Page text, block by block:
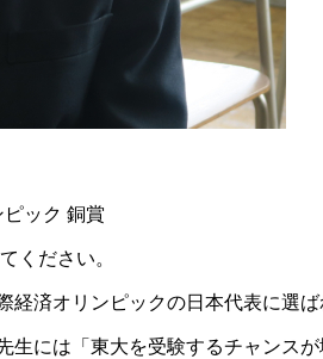
ック 銅賞
ください。
経済オリンピックの日本代表に選
生には「東大を受験するチャンス